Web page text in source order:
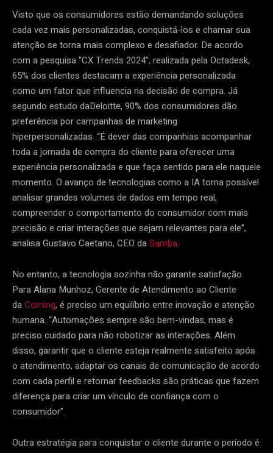
Visto que os consumidores estão demandando soluções
cada vez mais personalizadas, conquistá-los e chamar sua
atenção se torna mais complexo e desafiador. De acordo
com a pesquisa “CX Trends 2024”, realizada pela Octadesk,
65% dos clientes destacam a experiência personalizada
como um fator que influencia na decisão de compra. Já
segundo estudo daDeloitte, 90% dos consumidores dão
preferência por campanhas de marketing
hiperpersonalizadas. “É dever das companhias acompanhar
toda a jornada de compra do cliente para oferecer uma
experiência personalizada e que faça sentido para ele naquele
momento. O avanço de tecnologias como a IA torna possível
analisar grandes volumes de dados em tempo real,
compreender o comportamento do consumidor com mais
precisão e criar interações que sejam relevantes para ele”,
analisa Gustavo Caetano, CEO daSamba.
No entanto, a tecnologia sozinha não garante satisfação.
Para Alana Munhoz, Gerente de Atendimento ao Cliente
daCorning, é preciso um equilíbrio entre inovação e atenção
humana. “Automações sempre são bem-vindas, mas é
preciso cuidado para não robotizar as interações. Além
disso, garantir que o cliente esteja realmente satisfeito após
o atendimento, adaptar os canais de comunicação de acordo
com cada perfil e retornar feedbacks são práticas que fazem
diferença para criar um vínculo de confiança com o
consumidor”.
Outra estratégia para conquistar o cliente durante o período é